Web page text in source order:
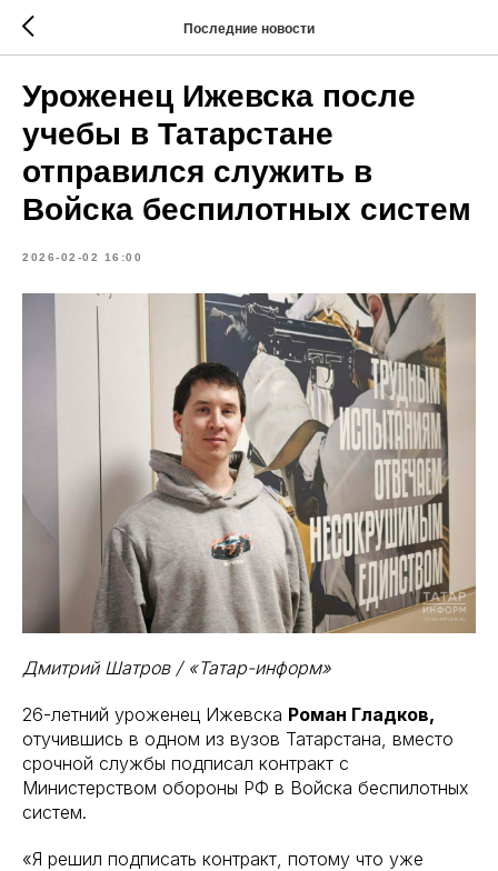
Последние новости
Уроженец Ижевска после
учебы в Татарстане
отправился служить в
Войска беспилотных систем
2026-02-02 16:00
Дмитрий Шатров / «Татар-информ»
26-летний уроженец Ижевска Роман Гладков,
отучившись в одном из вузов Татарстана, вместо
срочной службы подписал контракт с
Министерством обороны РФ в Войска беспилотных
систем.
«Я решил подписать контракт, потому что уже